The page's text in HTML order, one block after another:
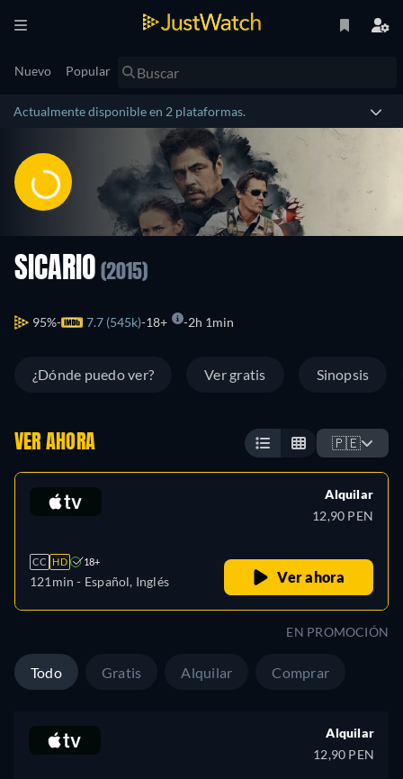
Nuevo Popular
Actualmente disponible en 2 plataformas.
SICARIO (2015)
95% 7.7 (545k) 18+ 2h 1min
¿Dónde puedo ver? Ver gratis Sinopsis
VER AHORA 🇵🇪
CC HD 18+
121min - Español, Inglés
Alquilar
12,90 PEN
Ver ahora
EN PROMOCIÓN
Todo Gratis Alquilar Comprar
Alquilar
12,90 PEN